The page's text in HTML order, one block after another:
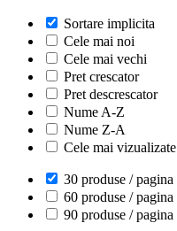
Sortare implicita
Cele mai noi
Cele mai vechi
Pret crescator
Pret descrescator
Nume A-Z
Nume Z-A
Cele mai vizualizate
30 produse / pagina
60 produse / pagina
90 produse / pagina